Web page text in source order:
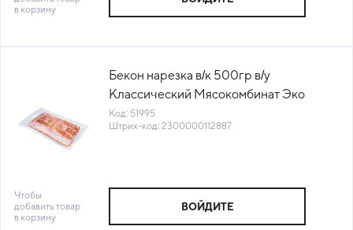
в корзину
Бекон нарезка в/к 500гр в/у
Классический Мясокомбинат Эко
Россия (КОД 51995) (-18°С)
Код: 51995
Штрих-код: 2300000112887
Чтобы
добавить товар
в корзину
ВОЙДИТЕ